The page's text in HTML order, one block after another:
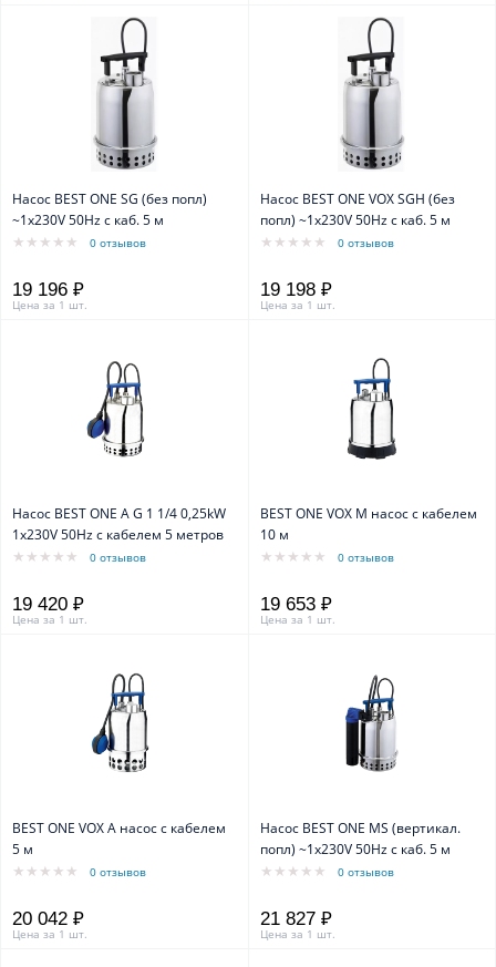
Насос BEST ONE SG (без попл)
~1x230V 50Hz c каб. 5 м
0 отзывов
19 196 ₽
Цена за 1 шт.
Насос BEST ONE VOX SGH (без
попл) ~1x230V 50Hz с каб. 5 м
0 отзывов
19 198 ₽
Цена за 1 шт.
Насос BEST ONE A G 1 1/4 0,25kW
1x230V 50Hz c кабелем 5 метров
0 отзывов
19 420 ₽
Цена за 1 шт.
BEST ONE VOX M насос с кабелем
10 м
0 отзывов
19 653 ₽
Цена за 1 шт.
BEST ONE VOX A насос с кабелем
5 м
0 отзывов
20 042 ₽
Цена за 1 шт.
Насос BEST ONE MS (вертикал.
попл) ~1x230V 50Hz с каб. 5 м
0 отзывов
21 827 ₽
Цена за 1 шт.